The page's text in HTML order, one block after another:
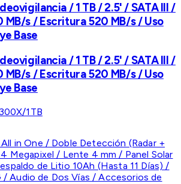
/ 1 TB / 2.5' / SATA III /
MB/s / Escritura 520 MB/s / Uso
Base
/ 1 TB / 2.5' / SATA III /
MB/s / Escritura 520 MB/s / Uso
Base
1TB